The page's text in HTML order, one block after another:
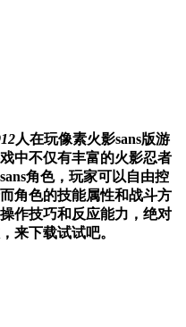
人在玩像素火影sans版游
中不仅有丰富的火影忍者
角色，玩家可以自由控
角色的技能属性和战斗方
作技巧和反应能力，绝对
来下载试试吧。